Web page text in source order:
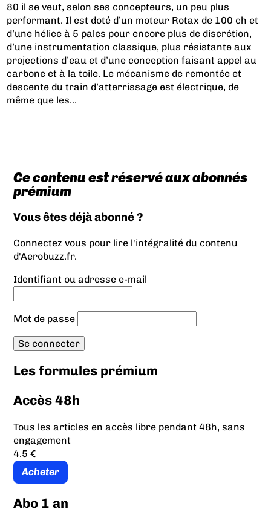
80 il se veut, selon ses concepteurs, un peu plus
performant. Il est doté d’un moteur Rotax de 100 ch et
d’une hélice à 5 pales pour encore plus de discrétion,
d’une instrumentation classique, plus résistante aux
projections d’eau et d’une conception faisant appel au
carbone et à la toile. Le mécanisme de remontée et
descente du train d’atterrissage est électrique, de
même que les...
Ce contenu est réservé aux abonnés
prémium
Vous êtes déjà abonné ?
Connectez vous pour lire l'intégralité du contenu
d'Aerobuzz.fr.
Identifiant ou adresse e-mail
Mot de passe
Les formules prémium
Accès 48h
Tous les articles en accès libre pendant 48h, sans
engagement
4.5 €
Acheter
Abo 1 an